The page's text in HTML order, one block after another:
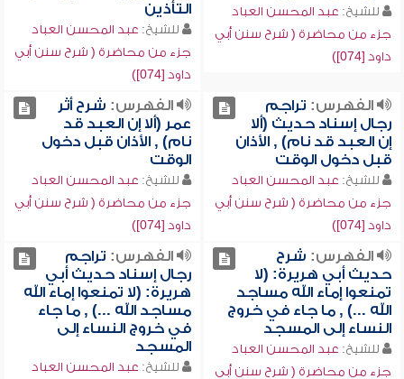
للشيخ: عبد المحسن العباد
جزء من محاضرة ( شرح سنن أبي
داود [074])
التأذين
للشيخ: عبد المحسن العباد
جزء من محاضرة ( شرح سنن أبي
داود [074])
الفهرس: تراجم
رجال إسناد حديث (ألا
إن العبد قد نام) , الأذان
قبل دخول الوقت
للشيخ: عبد المحسن العباد
جزء من محاضرة ( شرح سنن أبي
داود [074])
الفهرس: شرح أثر
عمر (ألا إن العبد قد
نام) , الأذان قبل دخول
الوقت
للشيخ: عبد المحسن العباد
جزء من محاضرة ( شرح سنن أبي
داود [074])
الفهرس: شرح
حديث أبي هريرة: (لا
تمنعوا إماء الله مساجد
الله ...) , ما جاء في خروج
النساء إلى المسجد
للشيخ: عبد المحسن العباد
جزء من محاضرة ( شرح سنن أبي
الفهرس: تراجم
رجال إسناد حديث أبي
هريرة: (لا تمنعوا إماء الله
مساجد الله ...) , ما جاء
في خروج النساء إلى
المسجد
للشيخ: عبد المحسن العباد